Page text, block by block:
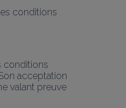
conditions
conditions
acceptation
valant preuve